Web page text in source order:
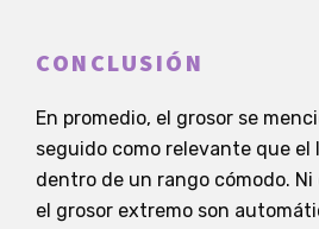
CONCLUSIÓN
En promedio, el grosor se
seguido como relevante que el
dentro de un rango cómodo.
el grosor extremo son